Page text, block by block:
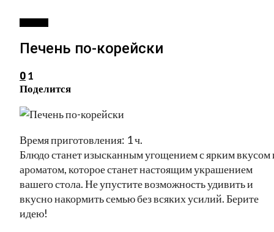
Печень по-корейски
0 1
Поделится
Время приготовления: 1 ч.
Блюдо станет изысканным угощением с ярким вкусом
ароматом, которое станет настоящим украшением
вашего стола. Не упустите возможность удивить и
вкусно накормить семью без всяких усилий. Берите
идею!